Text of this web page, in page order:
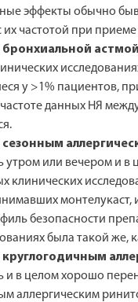
эффекты обычно
частотой при
бронхиальной астмой
у >1% пациентов,
данных НЯ
сезонным
утром или вечером и
клинических
безопасности
была такой же,
круглогодичным
в целом хорошо
аллергическим